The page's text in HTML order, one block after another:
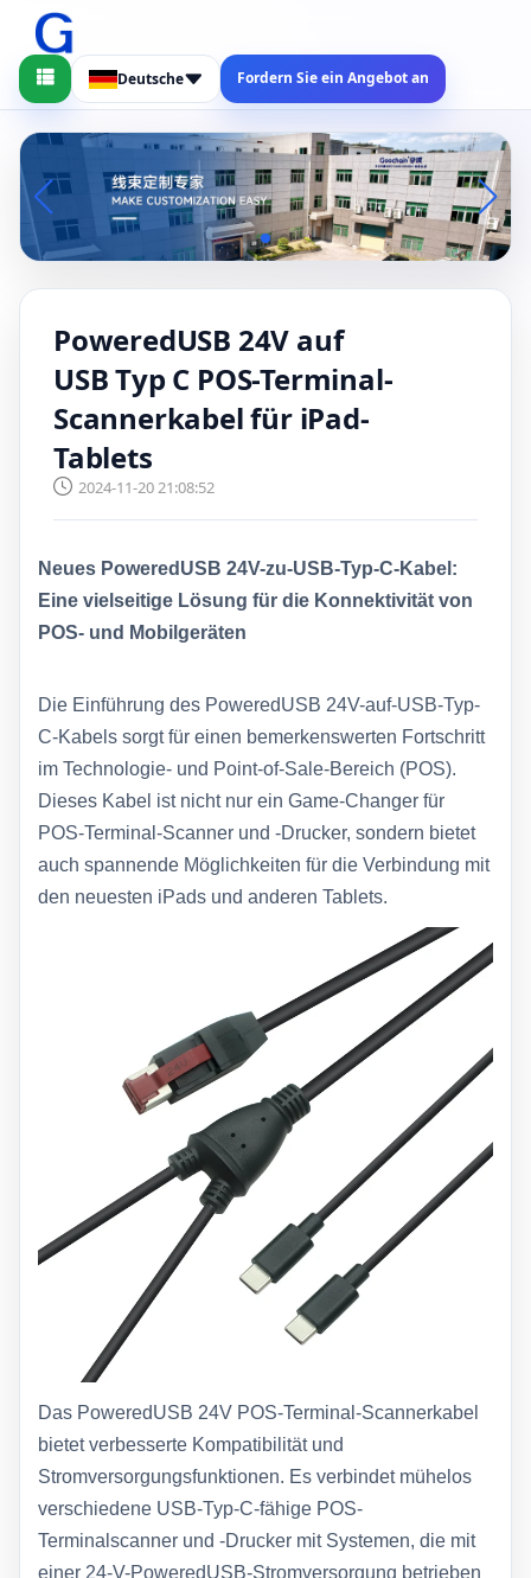
Deutsche Fordern Sie ein Angebot an
PoweredUSB 24V auf
USB Typ C POS-Terminal-
Scannerkabel für iPad-
Tablets
2024-11-20 21:08:52
Neues PoweredUSB 24V-zu-USB-Typ-C-Kabel:
Eine vielseitige Lösung für die Konnektivität von
POS- und Mobilgeräten
Die Einführung des PoweredUSB 24V-auf-USB-Typ-
C-Kabels sorgt für einen bemerkenswerten Fortschritt
im Technologie- und Point-of-Sale-Bereich (POS).
Dieses Kabel ist nicht nur ein Game-Changer für
POS-Terminal-Scanner und -Drucker, sondern bietet
auch spannende Möglichkeiten für die Verbindung mit
den neuesten iPads und anderen Tablets.
Das PoweredUSB 24V POS-Terminal-Scannerkabel
bietet verbesserte Kompatibilität und
Stromversorgungsfunktionen. Es verbindet mühelos
verschiedene USB-Typ-C-fähige POS-
Terminalscanner und -Drucker mit Systemen, die mit
einer 24-V-PoweredUSB-Stromversorgung betrieben